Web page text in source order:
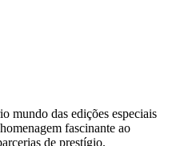
mundo das edições especiais
fascinante ao
de prestígio.